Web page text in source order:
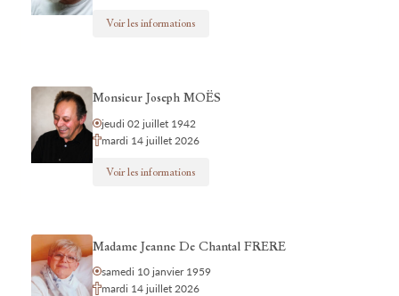
Voir les informations
Monsieur Joseph MOËS
jeudi 02 juillet 1942
mardi 14 juillet 2026
Voir les informations
Madame Jeanne De Chantal FRERE
samedi 10 janvier 1959
mardi 14 juillet 2026